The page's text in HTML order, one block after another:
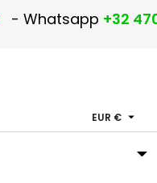
- Whatsapp +32
EUR € 